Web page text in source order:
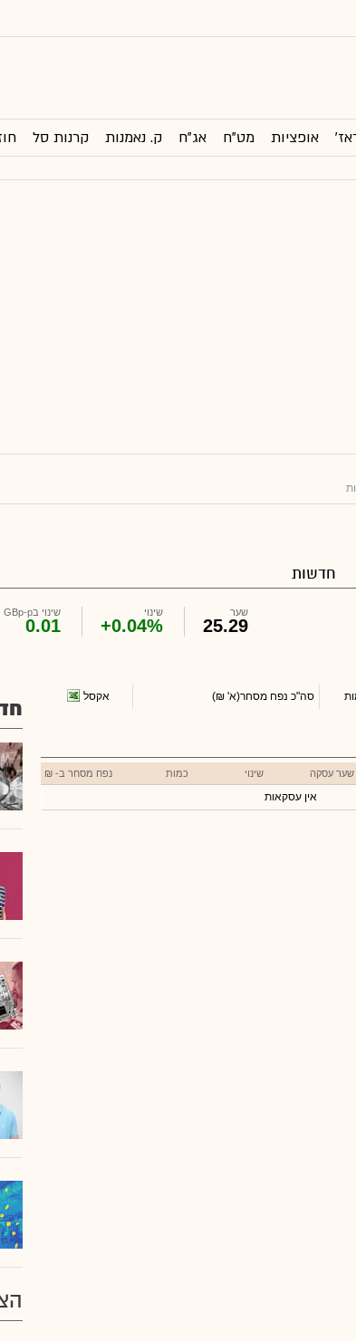
אופציות מט"ח אג"ח ק. נאמנות קרנות סל
חדשות
שער
25.29
שינוי
+0.04%
שינוי בGBp-p
0.01
סה"כ נפח מסחר(א' ₪) אקסל
שער עסקה שינוי כמות נפח מסחר ב- ₪
אין עסקאות